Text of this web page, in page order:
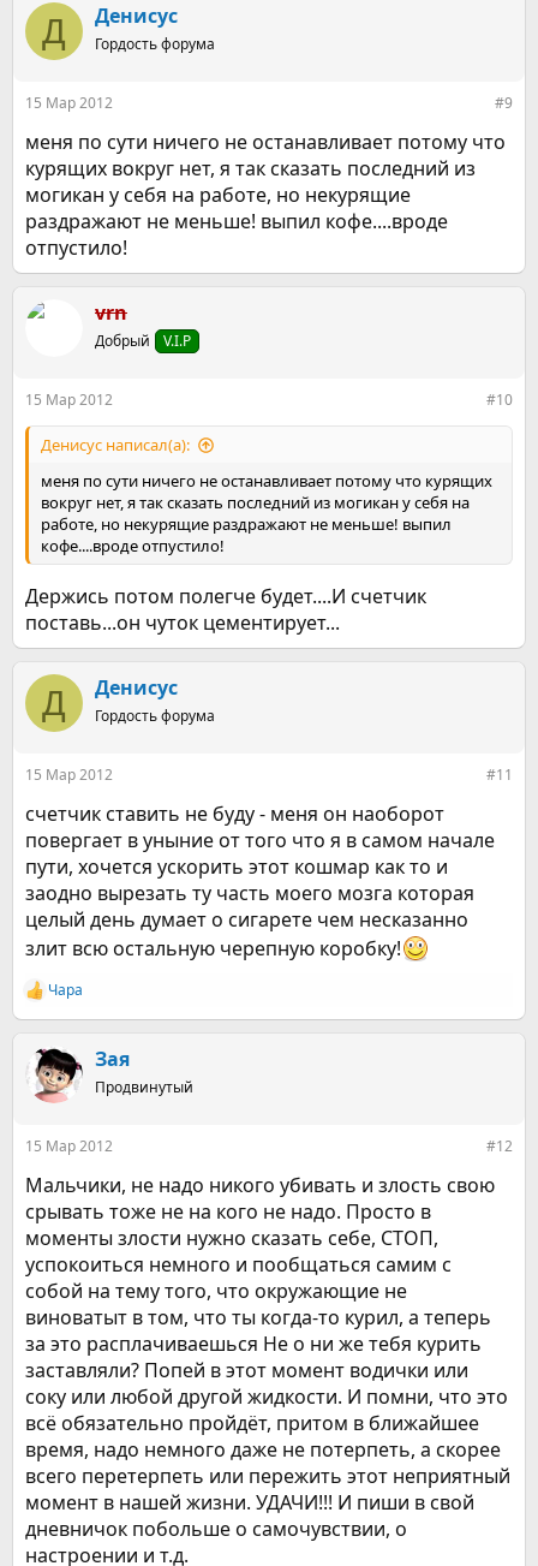
к
ц
и
Д Денисус
Гордость форума
15 Мар 2012 #9
меня по сути ничего не останавливает потому что
курящих вокруг нет, я так сказать последний из
могикан у себя на работе, но некурящие
раздражают не меньше! выпил кофе....вроде
отпустило!
vrn
Добрый V.I.P
15 Мар 2012 #10
Денисус написал(а):
меня по сути ничего не останавливает потому что курящих
вокруг нет, я так сказать последний из могикан у себя на
работе, но некурящие раздражают не меньше! выпил
кофе....вроде отпустило!
Держись потом полегче будет....И счетчик
поставь...он чуток цементирует...
Д Денисус
Гордость форума
15 Мар 2012 #11
счетчик ставить не буду - меня он наоборот
повергает в уныние от того что я в самом начале
пути, хочется ускорить этот кошмар как то и
заодно вырезать ту часть моего мозга которая
целый день думает о сигарете чем несказанно
злит всю остальную черепную коробку!
Р
е
ц
Чара
Зая
Продвинутый
15 Мар 2012 #12
Мальчики, не надо никого убивать и злость свою
срывать тоже не на кого не надо. Просто в
моменты злости нужно сказать себе, СТОП,
успокоиться немного и пообщаться самим с
собой на тему того, что окружающие не
виноватыт в том, что ты когда-то курил, а теперь
за это расплачиваешься Не о ни же тебя курить
заставляли? Попей в этот момент водички или
соку или любой другой жидкости. И помни, что это
всё обязательно пройдёт, притом в ближайшее
время, надо немного даже не потерпеть, а скорее
всего перетерпеть или пережить этот неприятный
момент в нашей жизни. УДАЧИ!!! И пиши в свой
дневничок побольше о самочувствии, о
настроении и т.д.